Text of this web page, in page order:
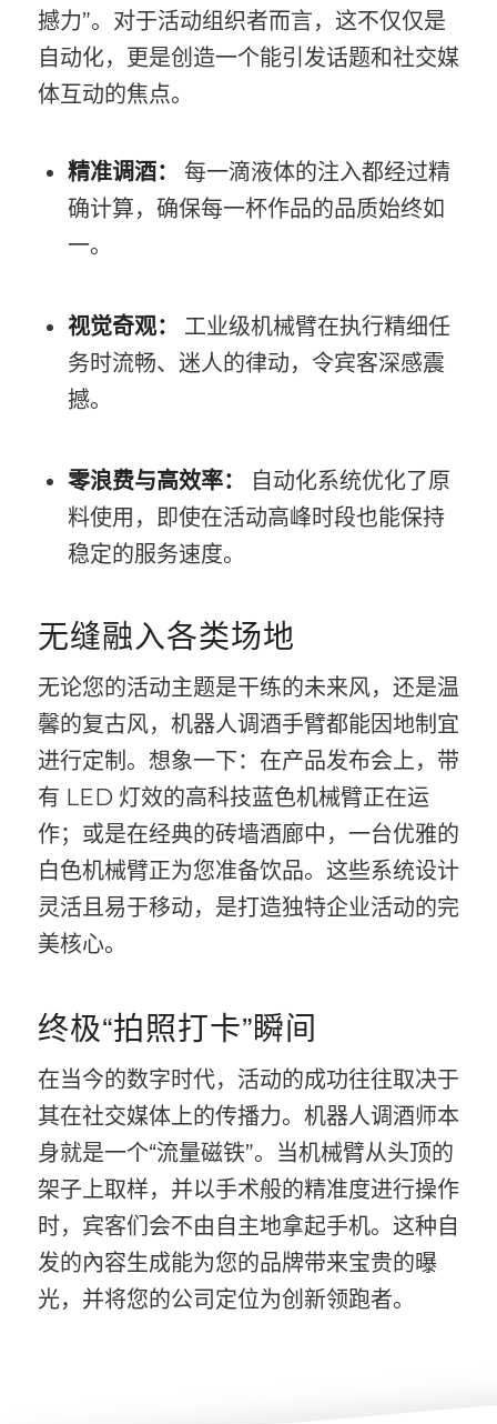
撼力”。对于活动组织者而言，这不仅仅是
自动化，更是创造一个能引发话题和社交媒
体互动的焦点。
精准调酒：
每一滴液体的注入都经过精
确计算，确保每一杯作品的品质始终如
一。
视觉奇观：
工业级机械臂在执行精细任
务时流畅、迷人的律动，令宾客深感震
撼。
零浪费与高效率：
自动化系统优化了原
料使用，即使在活动高峰时段也能保持
稳定的服务速度。
无缝融入各类场地
无论您的活动主题是干练的未来风，还是温
馨的复古风，机器人调酒手臂都能因地制宜
进行定制。想象一下：在产品发布会上，带
有 LED 灯效的高科技蓝色机械臂正在运
作；或是在经典的砖墙酒廊中，一台优雅的
白色机械臂正为您准备饮品。这些系统设计
灵活且易于移动，是打造独特企业活动的完
美核心。
终极“拍照打卡”瞬间
在当今的数字时代，活动的成功往往取决于
其在社交媒体上的传播力。机器人调酒师本
身就是一个“流量磁铁”。当机械臂从头顶的
架子上取样，并以手术般的精准度进行操作
时，宾客们会不由自主地拿起手机。这种自
发的內容生成能为您的品牌带来宝贵的曝
光，并将您的公司定位为创新领跑者。